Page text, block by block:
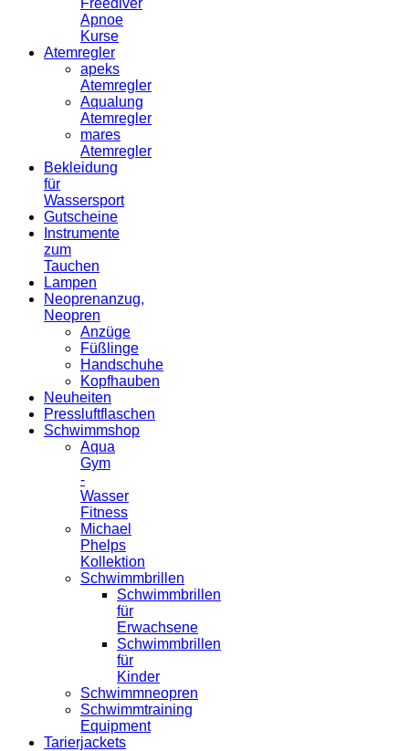
Apnoe
Kurse
Atemregler
apeks
Atemregler
Aqualung
Atemregler
mares
Atemregler
Bekleidung
für
Wassersport
Gutscheine
Instrumente
zum
Tauchen
Lampen
Neoprenanzug,
Neopren
Anzüge
Füßlinge
Handschuhe
Kopfhauben
Neuheiten
Pressluftflaschen
Schwimmshop
Aqua
Gym
-
Wasser
Fitness
Michael
Phelps
Kollektion
Schwimmbrillen
Schwimmbrillen
für
Erwachsene
Schwimmbrillen
für
Kinder
Schwimmneopren
Schwimmtraining
Equipment
Tarierjackets